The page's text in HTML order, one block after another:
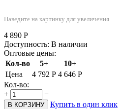
Наведите на картинку для увеличения
4 890 Р
Доступность: В наличии
Оптовые цены:
Кол-во
5+
10+
Цена
4 792 Р 4 646 Р
Кол-во:
+
−
В КОРЗИНУ
Купить в один клик